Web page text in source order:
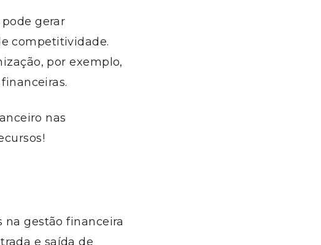
gerar
competitividade.
por exemplo,
nas
gestão financeira
e saída de